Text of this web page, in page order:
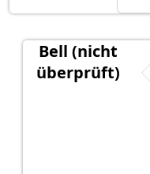
Bell (nicht
überprüft)